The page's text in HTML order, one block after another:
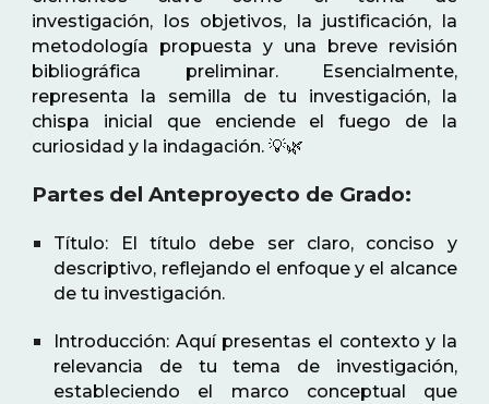
investigación, los objetivos, la justificación, la
metodología propuesta y una breve revisión
bibliográfica preliminar. Esencialmente,
representa la semilla de tu investigación, la
chispa inicial que enciende el fuego de la
curiosidad y la indagación. 💡🌿
Partes del Anteproyecto de Grado:
Título: El título debe ser claro, conciso y
descriptivo, reflejando el enfoque y el alcance
de tu investigación.
Introducción: Aquí presentas el contexto y la
relevancia de tu tema de investigación,
estableciendo el marco conceptual que